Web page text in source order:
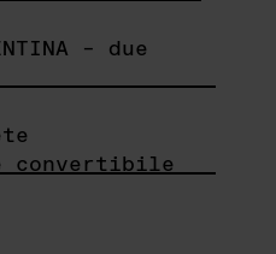
– due
convertibile